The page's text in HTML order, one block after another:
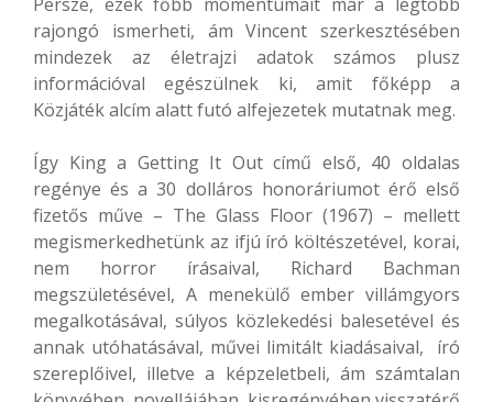
rajongó ismerheti, ám Vincent szerkesztésében
mindezek az életrajzi adatok számos plusz
információval egészülnek ki, amit főképp a
Közjáték alcím alatt futó alfejezetek mutatnak meg.
Így King a Getting It Out című első, 40 oldalas
regénye és a 30 dolláros honoráriumot érő első
fizetős műve – The Glass Floor (1967) – mellett
megismerkedhetünk az ifjú író költészetével, korai,
nem horror írásaival, Richard Bachman
megszületésével, A menekülő ember villámgyors
megalkotásával, súlyos közlekedési balesetével és
annak utóhatásával, művei limitált kiadásaival, író
szereplőivel, illetve a képzeletbeli, ám számtalan